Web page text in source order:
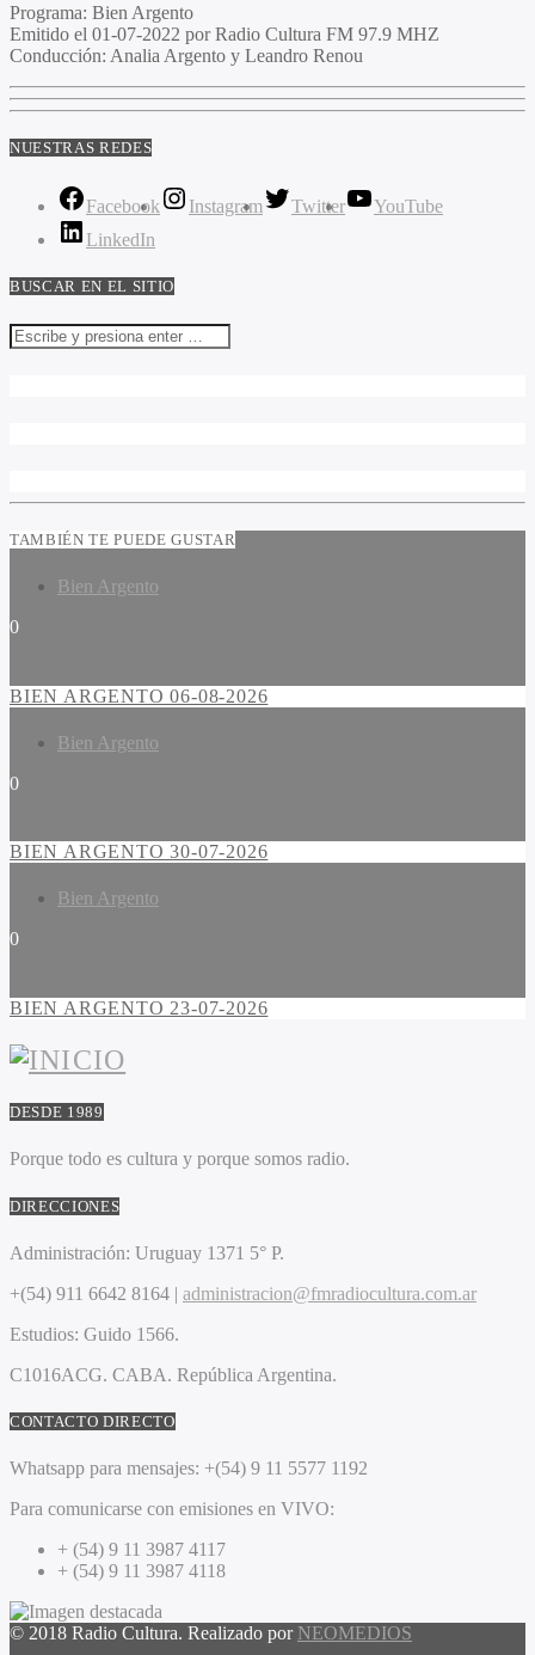
Programa: Bien Argento
Emitido el 01-07-2022 por Radio Cultura FM 97.9 MHZ
Conducción: Analia Argento y Leandro Renou
NUESTRAS REDES
Facebook Instagram Twitter
YouTube
LinkedIn
BUSCAR EN EL SITIO
TAMBIÉN TE PUEDE GUSTAR
Bien Argento
0
BIEN ARGENTO 06-08-2026
Bien Argento
0
BIEN ARGENTO 30-07-2026
Bien Argento
0
BIEN ARGENTO 23-07-2026
DESDE 1989
Porque todo es cultura y porque somos radio.
DIRECCIONES
Administración: Uruguay 1371 5° P.
+(54) 911 6642 8164 | administracion@fmradiocultura.com.ar
Estudios: Guido 1566.
C1016ACG. CABA. República Argentina.
CONTACTO DIRECTO
Whatsapp para mensajes: +(54) 9 11 5577 1192
Para comunicarse con emisiones en VIVO:
+ (54) 9 11 3987 4117
+ (54) 9 11 3987 4118
© 2018 Radio Cultura. Realizado por NEOMEDIOS